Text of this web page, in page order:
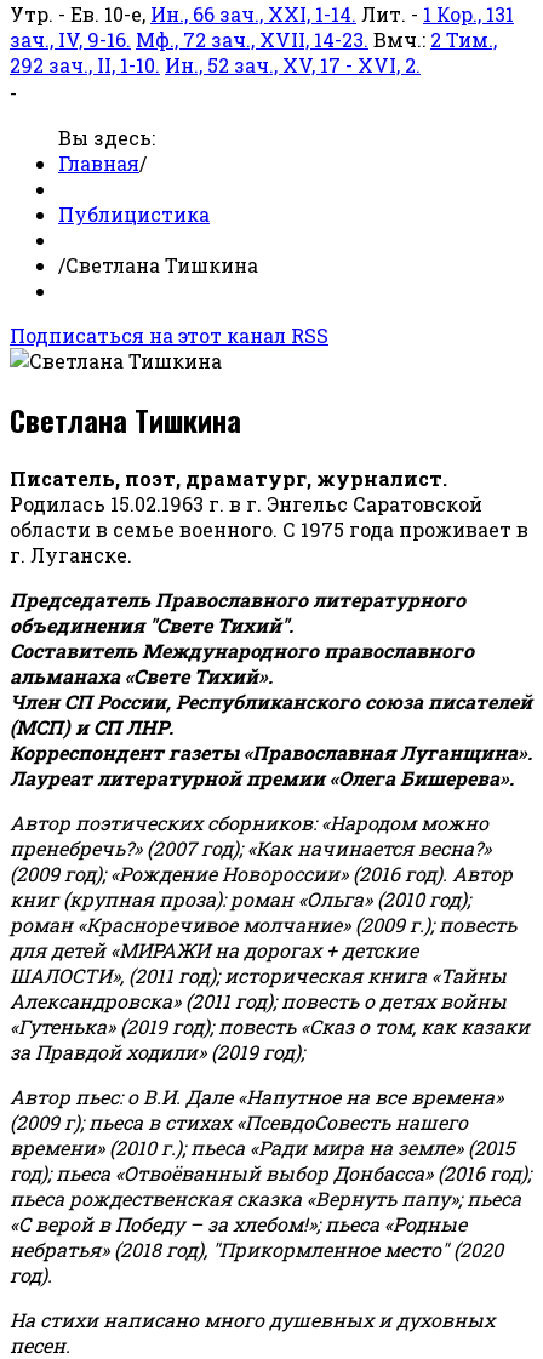
Утр. - Ев. 10-е, Ин., 66 зач., XXI, 1-14. Лит. - 1 Кор., 131
зач., IV, 9-16. Мф., 72 зач., XVII, 14-23. Вмч.: 2 Тим.,
292 зач., II, 1-10. Ин., 52 зач., XV, 17 - XVI, 2.
-
Вы здесь:
Главная/
Публицистика
/Светлана Тишкина
Подписаться на этот канал RSS
Светлана Тишкина
Писатель, поэт, драматург, журналист.
Родилась 15.02.1963 г. в г. Энгельс Саратовской
области в семье военного. С 1975 года проживает в
г. Луганске.
Председатель Православного литературного
объединения "Свете Тихий".
Составитель Международного православного
альманаха «Свете Тихий».
Член СП России, Республиканского союза писателей
(МСП) и СП ЛНР.
Корреспондент газеты «Православная Луганщина».
Лауреат литературной премии «Олега Бишерева».
Автор поэтических сборников: «Народом можно
пренебречь?» (2007 год); «Как начинается весна?»
(2009 год); «Рождение Новороссии» (2016 год). Автор
книг (крупная проза): роман «Ольга» (2010 год);
роман «Красноречивое молчание» (2009 г.); повесть
для детей «МИРАЖИ на дорогах + детские
ШАЛОСТИ», (2011 год); историческая книга «Тайны
Александровска» (2011 год); повесть о детях войны
«Гутенька» (2019 год); повесть «Сказ о том, как казаки
за Правдой ходили» (2019 год);
Автор пьес: о В.И. Дале «Напутное на все времена»
(2009 г); пьеса в стихах «ПсевдоСовесть нашего
времени» (2010 г.); пьеса «Ради мира на земле» (2015
год); пьеса «Отвоёванный выбор Донбасса» (2016 год);
пьеса рождественская сказка «Вернуть папу»; пьеса
«С верой в Победу – за хлебом!»;пьеса «Родные
небратья» (2018 год), "Прикормленное место" (2020
год).
На стихи написано много душевных и духовных
песен.